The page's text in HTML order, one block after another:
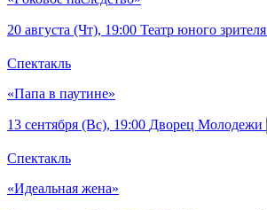
20 августа (Чт), 19:00 Театр юного зрителя
Спектакль
«Папа в паутине»
13 сентября (Вс), 19:00 Дворец Молодежи
Спектакль
«Идеальная жена»